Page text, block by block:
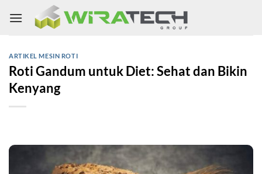
ARTIKEL MESIN ROTI
Roti Gandum untuk Diet: Sehat dan Bikin
Kenyang